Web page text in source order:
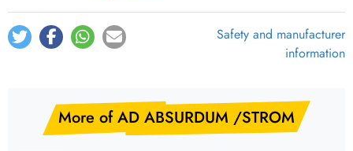
Safety and manufacturer
information
More of AD ABSURDUM /STROM